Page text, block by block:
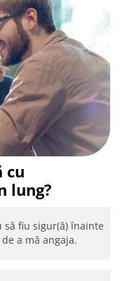
cu
lung?
să fiu sigur(ă) înainte
de a mă angaja.